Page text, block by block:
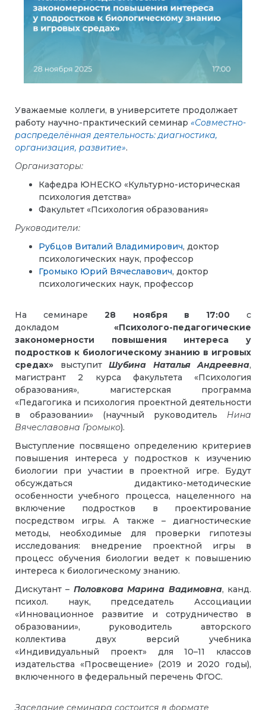
Уважаемые коллеги, в университете продолжает
работу научно-практический семинар «Совместно-
распределённая деятельность: диагностика,
организация, развитие».
Организаторы:
Кафедра ЮНЕСКО «Культурно-историческая
психология детства»
Факультет «Психология образования»
Руководители:
Рубцов Виталий Владимирович, доктор
психологических наук, профессор
Громыко Юрий Вячеславович, доктор
психологических наук, профессор
На семинаре 28 ноября в 17:00
с
докладом «Психолого-педагогические
закономерности повышения интереса у
подростков к биологическому знанию в игровых
средах»
выступит Шубина Наталья Андреевна,
магистрант 2 курса факультета «Психология
образования», магистерская программа
«Педагогика и психология проектной деятельности
в образовании» (научный руководитель Нина
Вячеславовна Громыко).
Выступление посвящено определению критериев
повышения интереса у подростков к изучению
биологии при участии в проектной игре. Будут
обсуждаться дидактико-методические
особенности учебного процесса, нацеленного на
включение подростков в проектирование
посредством игры. А также – диагностические
методы, необходимые для проверки гипотезы
исследования: внедрение проектной игры в
процесс обучения биологии ведет к повышению
интереса к биологическому знанию.
Дискутант – Половкова Марина Вадимовна, канд.
психол. наук, председатель Ассоциации
«Инновационное развитие и сотрудничество в
образовании», руководитель авторского
коллектива двух версий учебника
«Индивидуальный проект» для 10–11 классов
издательства «Просвещение» (2019 и 2020 годы),
включенного в федеральный перечень ФГОС.
Заседание семинара состоится в формате